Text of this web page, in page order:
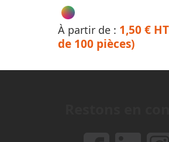
À partir de : 1,50 €
de 100 pièces)